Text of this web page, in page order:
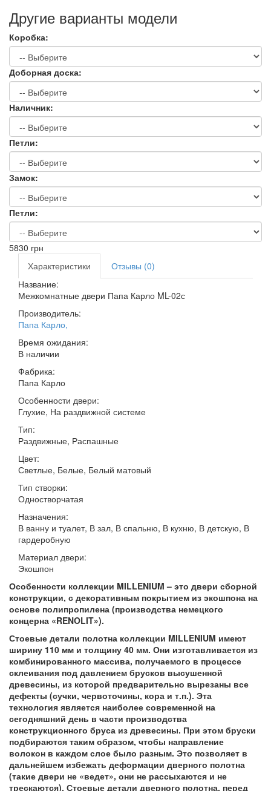
Другие варианты модели
Коробка:
Доборная доска:
Наличник:
Петли:
Замок:
Петли:
5830 грн
Характеристики
Отзывы (0)
Название:
Межкомнатные двери Папа Карло ML-02с
Производитель:
Папа Карло,
Время ожидания:
В наличии
Фабрика:
Папа Карло
Особенности двери:
Глухие, На раздвижной системе
Тип:
Раздвижные, Распашные
Цвет:
Светлые, Белые, Белый матовый
Тип створки:
Одностворчатая
Назначения:
В ванну и туалет, В зал, В спальню, В кухню, В детскую, В
гардеробную
Материал двери:
Экошпон
Особенности коллекции MILLENIUM – это двери сборной
конструкции, с декоративным покрытием из экошпона на
основе полипропилена (производства немецкого
концерна «RENOLIT»).
Стоевые детали полотна коллекции MILLENIUM имеют
ширину 110 мм и толщину 40 мм. Они изготавливается из
комбинированного массива, получаемого в процессе
склеивания под давлением брусков высушенной
древесины, из которой предварительно вырезаны все
дефекты (сучки, червоточины, кора и т.п.). Эта
технология является наиболее современной на
сегодняшний день в части производства
конструкционного бруса из древесины. При этом бруски
подбираются таким образом, чтобы направление
волокон в каждом слое было разным. Это позволяет в
дальнейшем избежать деформации дверного полотна
(такие двери не «ведет», они не рассыхаются и не
трескаются). Стоевые детали дверного полотна, перед